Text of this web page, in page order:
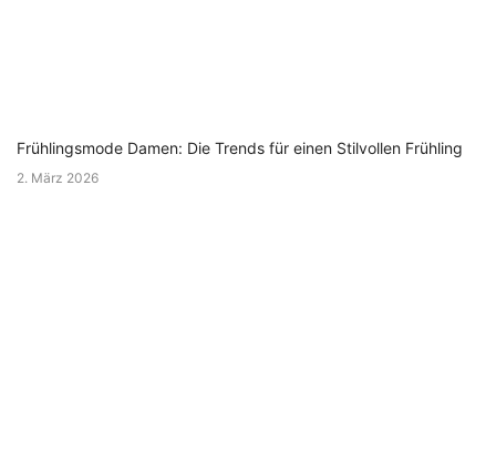
Frühlingsmode Damen: Die Trends für einen Stilvollen Frühling
2. März 2026